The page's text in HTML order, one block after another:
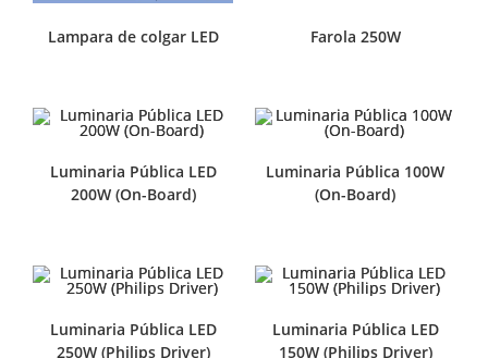
Lampara de colgar LED Farola 250W
Luminaria Pública LED
200W (On-Board)
Luminaria Pública 100W
(On-Board)
Luminaria Pública LED
250W (Philips Driver)
Luminaria Pública LED
150W (Philips Driver)